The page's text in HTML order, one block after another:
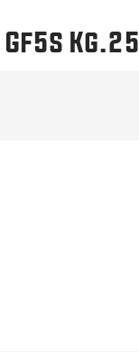
Kg.25